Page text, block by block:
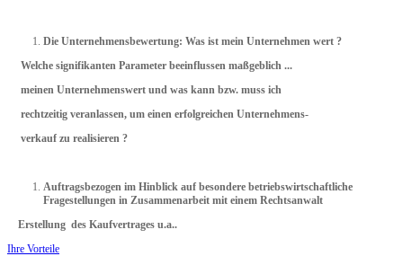
Die Unternehmensbewertung: Was ist mein Unternehmen wert ?
Welche signifikanten Parameter beeinflussen maßgeblich ...
meinen Unternehmenswert und was kann bzw. muss ich
rechtzeitig veranlassen, um einen erfolgreichen Unternehmens-
verkauf zu realisieren ?
Auftragsbezogen im Hinblick auf besondere betriebswirtschaftliche
Fragestellungen in Zusammenarbeit mit einem Rechtsanwalt
Erstellung des Kaufvertrages u.a..
Ihre Vorteile